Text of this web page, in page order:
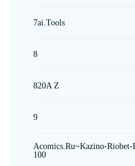
7ai.tools
8
820A Z
9
Acomics.ru~kazino-Riobet-
100